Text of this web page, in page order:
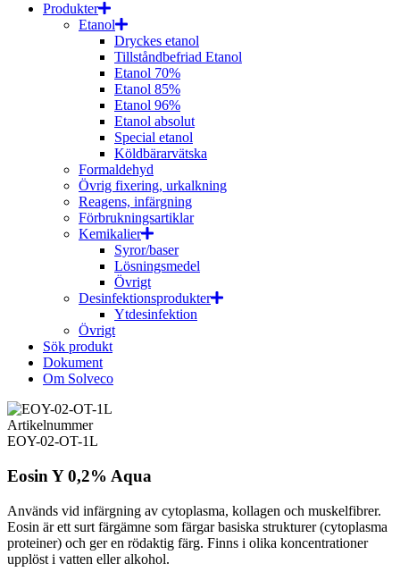
Produkter
Etanol
Dryckes etanol
Tillståndbefriad Etanol
Etanol 70%
Etanol 85%
Etanol 96%
Etanol absolut
Special etanol
Köldbärarvätska
Formaldehyd
Övrig fixering, urkalkning
Reagens, infärgning
Förbrukningsartiklar
Kemikalier
Syror/baser
Lösningsmedel
Övrigt
Desinfektionsprodukter
Ytdesinfektion
Övrigt
Sök produkt
Dokument
Om Solveco
Artikelnummer
EOY-02-OT-1L
Eosin Y 0,2% Aqua
Används vid infärgning av cytoplasma, kollagen och muskelfibrer.
Eosin är ett surt färgämne som färgar basiska strukturer (cytoplasma
proteiner) och ger en rödaktig färg. Finns i olika koncentrationer
upplöst i vatten eller alkohol.